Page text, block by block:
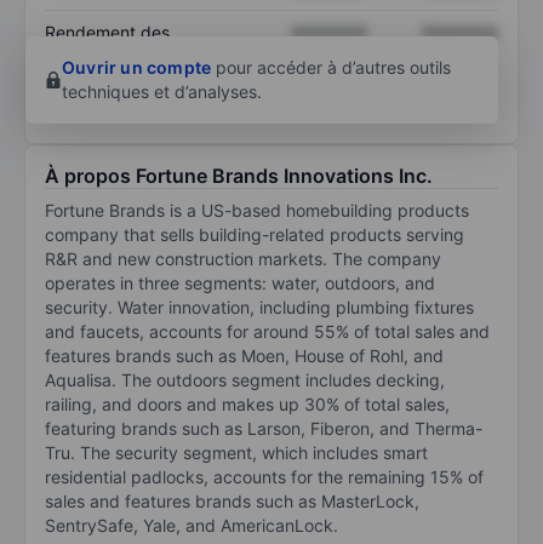
Rendement des
XXXXXXX
XXXXXXX
Ouvrir un compte pour accéder à d’autres outils
techniques et d’analyses.
À propos Fortune Brands Innovations Inc.
Fortune Brands is a US-based homebuilding products
company that sells building-related products serving
R&R and new construction markets. The company
operates in three segments: water, outdoors, and
security. Water innovation, including plumbing fixtures
and faucets, accounts for around 55% of total sales and
features brands such as Moen, House of Rohl, and
Aqualisa. The outdoors segment includes decking,
railing, and doors and makes up 30% of total sales,
featuring brands such as Larson, Fiberon, and Therma-
Tru. The security segment, which includes smart
residential padlocks, accounts for the remaining 15% of
sales and features brands such as MasterLock,
SentrySafe, Yale, and AmericanLock.